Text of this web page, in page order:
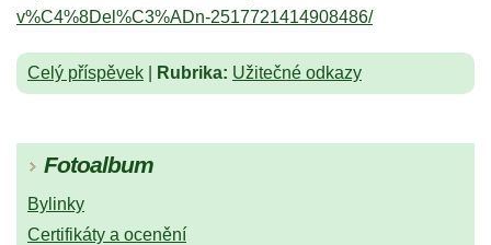
v%C4%8Del%C3%ADn-2517721414908486/
Celý příspěvek Rubrika: Užitečné odkazy
Fotoalbum
Bylinky
Certifikáty a ocenění